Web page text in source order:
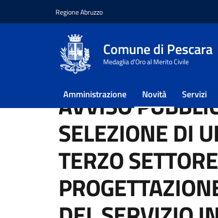
Regione Abruzzo
Comune di Pescara
Medaglia d'Oro al Merito Civile
Amministrazione Novità Servizi
Home / Novità / Avvisi
/ AVVISO PUBBLICO PER LA SELEZIONE DI
AVVISO
SELEZIONE DI
TERZO